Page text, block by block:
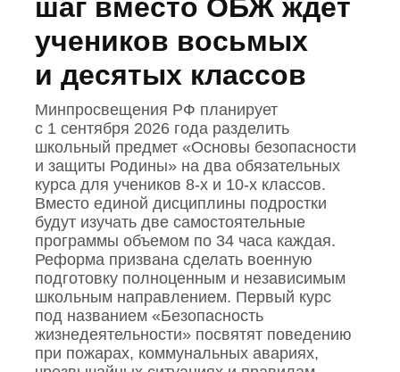
шаг вместо ОБЖ ждет
учеников восьмых
и десятых классов
Минпросвещения РФ планирует
с 1 сентября 2026 года разделить
школьный предмет «Основы безопасности
и защиты Родины» на два обязательных
курса для учеников 8‑х и 10‑х классов.
Вместо единой дисциплины подростки
будут изучать две самостоятельные
программы объемом по 34 часа каждая.
Реформа призвана сделать военную
подготовку полноценным и независимым
школьным направлением. Первый курс
под названием «Безопасность
жизнедеятельности» посвятят поведению
при пожарах, коммунальных авариях,